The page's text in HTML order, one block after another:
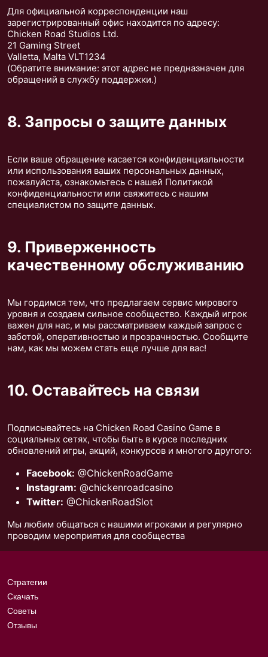
Для официальной корреспонденции наш
зарегистрированный офис находится по адресу:
Chicken Road Studios Ltd.
21 Gaming Street
Valletta, Malta VLT1234
(Обратите внимание: этот адрес не предназначен для
обращений в службу поддержки.)
8. Запросы о защите данных
Если ваше обращение касается конфиденциальности
или использования ваших персональных данных,
пожалуйста, ознакомьтесь с нашей Политикой
конфиденциальности или свяжитесь с нашим
специалистом по защите данных.
9. Приверженность
качественному обслуживанию
Мы гордимся тем, что предлагаем сервис мирового
уровня и создаем сильное сообщество. Каждый игрок
важен для нас, и мы рассматриваем каждый запрос с
заботой, оперативностью и прозрачностью. Сообщите
нам, как мы можем стать еще лучше для вас!
10. Оставайтесь на связи
Подписывайтесь на Chicken Road Casino Game в
социальных сетях, чтобы быть в курсе последних
обновлений игры, акций, конкурсов и многого другого:
Facebook: @ChickenRoadGame
Instagram: @chickenroadcasino
Twitter: @ChickenRoadSlot
Мы любим общаться с нашими игроками и регулярно
проводим мероприятия для сообщества
Стратегии
Скачать
Советы
Отзывы